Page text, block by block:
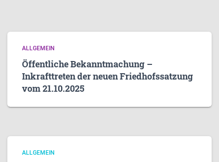
ALLGEMEIN
Öffentliche Bekanntmachung –
Inkrafttreten der neuen Friedhofssatzung
vom 21.10.2025
ALLGEMEIN